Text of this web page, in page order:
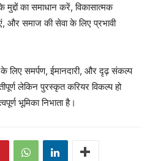
का समाधान करें, विकासात्मक
और समाज की सेवा के लिए प्रभावी
लिए समर्पण, ईमानदारी, और दृढ़ संकल्प
लेकिन पुरस्कृत करियर विकल्प हो
भूमिका निभाता है।